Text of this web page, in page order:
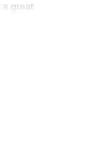
a great
really cares
his
was really
right way.